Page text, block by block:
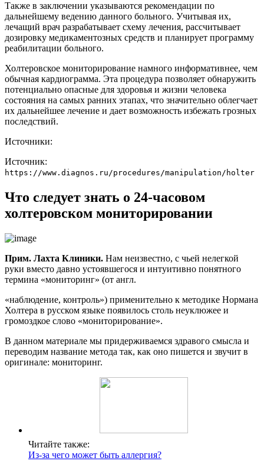
Также в заключении указываются рекомендации по
дальнейшему ведению данного больного. Учитывая их,
лечащий врач разрабатывает схему лечения, рассчитывает
дозировку медикаментозных средств и планирует программу
реабилитации больного.
Холтеровское мониторирование намного информативнее, чем
обычная кардиограмма. Эта процедура позволяет обнаружить
потенциально опасные для здоровья и жизни человека
состояния на самых ранних этапах, что значительно облегчает
их дальнейшее лечение и дает возможность избежать грозных
последствий.
Источники:
Источник:
https://www.diagnos.ru/procedures/manipulation/holter
Что следует знать о 24-часовом
холтеровском мониторировании
Прим. Лахта Клиники. Нам неизвестно, с чьей нелегкой
руки вместо давно устоявшегося и интуитивно понятного
термина «мониторинг» (от англ.
«наблюдение, контроль») применительно к методике Нормана
Холтера в русском языке появилось столь неуклюжее и
громоздкое слово «мониторирование».
В данном материале мы придерживаемся здравого смысла и
переводим название метода так, как оно пишется и звучит в
оригинале: мониторинг.
Читайте также:
Из-за чего может быть аллергия?